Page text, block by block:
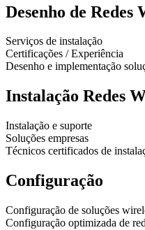
Desenho de Redes
Serviços de instalação
Certificações / Experiência
Desenho e implementação
Instalação Redes
Instalação e suporte
Soluções empresas
Técnicos certificados de
Configuração
Configuração de soluções
Configuração optimizada de